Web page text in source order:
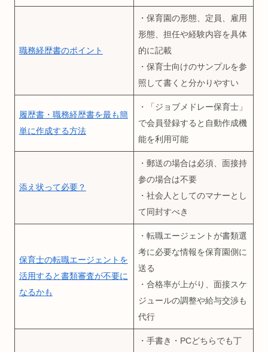
職務経歴書のポイント
・保育園の形態、定員、雇用
形態、担任や経験内容を具体
的に記載
・保育士向けのサンプルを参
照して書くと分かりやすい
履歴書・職務経歴書を最も簡
単に作成する方法
・「ジョブメドレー保育士」
で会員登録すると自動作成機
能を利用可能
添え状って必要？
・郵送の場合は必須、面接持
参の場合は不要
・社会人としてのマナーとし
て同封すべき
保育士の転職エージェントを
活用すると書類審査が不要に
なるかも
・転職エージェントが書類選
考に必要な情報を保育園側に
送る
・合格率が上がり、面接スケ
ジュールの調整や給与交渉も
代行
・手書き・PCどちらでも丁